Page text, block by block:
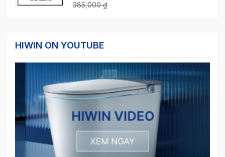
385,000₫
HIWIN ON YOUTUBE